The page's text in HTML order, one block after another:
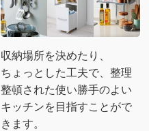
収納場所を決めたり、
ちょっとした工夫で、整理
整頓された使い勝手のよい
キッチンを目指すことがで
きます。